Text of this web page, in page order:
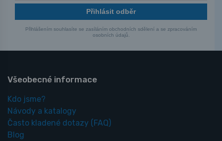
Přihlásit odběr
Přihlášením souhlasíte se zasíláním obchodních sdělení a se zpracováním
osobních údajů.
Všeobecné informace
Kdo jsme?
Návody a katalogy
Často kladené dotazy (FAQ)
Blog